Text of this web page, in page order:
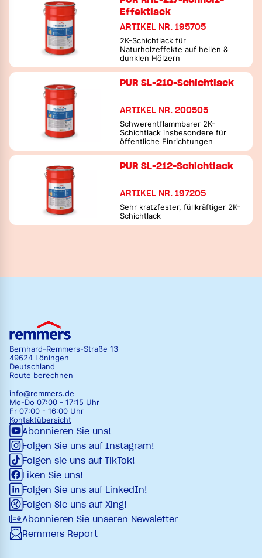
Effektlack
ARTIKEL NR. 195705
2K-Schichtlack für
Naturholzeffekte auf hellen &
dunklen Hölzern
PUR SL-210-Schichtlack
ARTIKEL NR. 200505
Schwerentflammbarer 2K-
Schichtlack insbesondere für
öffentliche Einrichtungen
PUR SL-212-Schichtlack
ARTIKEL NR. 197205
Sehr kratzfester, füllkräftiger 2K-
Schichtlack
Bernhard-Remmers-Straße 13
49624 Löningen
Deutschland
Route berechnen
info@remmers.de
Mo-Do 07:00 - 17:15 Uhr
Fr 07:00 - 16:00 Uhr
Kontaktübersicht
Abonnieren Sie uns!
Folgen Sie uns auf Instagram!
Folgen sie uns auf TikTok!
Liken Sie uns!
Folgen Sie uns auf LinkedIn!
Folgen Sie uns auf Xing!
Abonnieren Sie unseren Newsletter
Remmers Report